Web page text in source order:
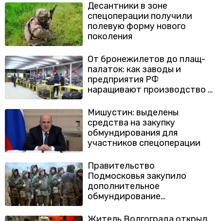
Десантники в зоне
спецоперации получили
полевую форму нового
поколения
От бронежилетов до плащ-
палаток: как заводы и
предприятия РФ
наращивают производство в
СВО
Мишустин: выделены
средства на закупку
обмундирования для
участников спецоперации
Правительство
Подмосковья закупило
дополнительное
обмундирование